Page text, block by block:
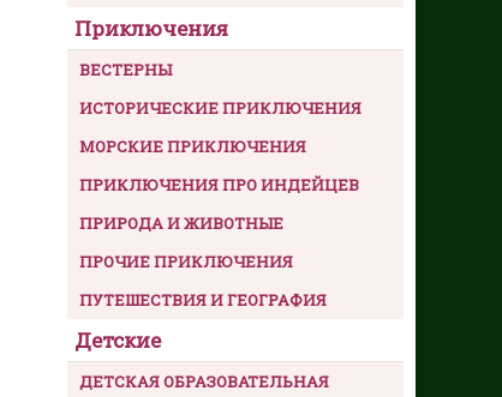
Приключения
ВЕСТЕРНЫ
ИСТОРИЧЕСКИЕ ПРИКЛЮЧЕНИЯ
МОРСКИЕ ПРИКЛЮЧЕНИЯ
ПРИКЛЮЧЕНИЯ ПРО ИНДЕЙЦЕВ
ПРИРОДА И ЖИВОТНЫЕ
ПРОЧИЕ ПРИКЛЮЧЕНИЯ
ПУТЕШЕСТВИЯ И ГЕОГРАФИЯ
Детские
ДЕТСКАЯ ОБРАЗОВАТЕЛЬНАЯ